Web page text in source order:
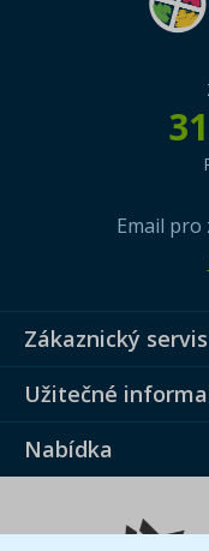
Email pro
Zákaznický servis
Užitečné
Nabídka